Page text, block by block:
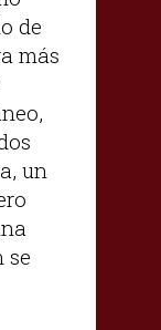
de
más
un
se